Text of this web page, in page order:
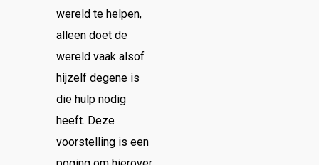
wereld te helpen,
alleen doet de
wereld vaak alsof
hijzelf degene is
die hulp nodig
heeft. Deze
voorstelling is een